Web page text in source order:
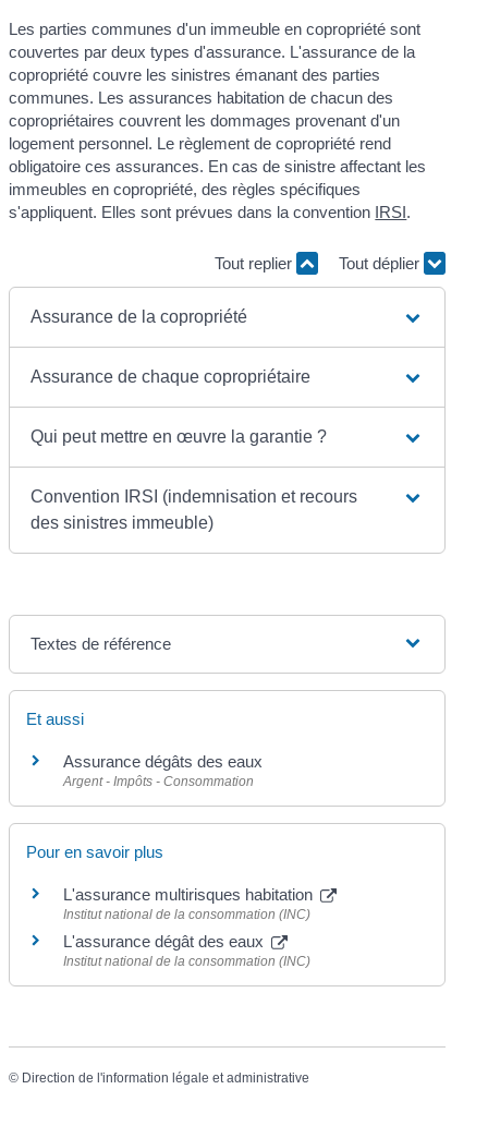
Les parties communes d'un immeuble en copropriété sont
couvertes par deux types d'assurance. L'assurance de la
copropriété couvre les sinistres émanant des parties
communes. Les assurances habitation de chacun des
copropriétaires couvrent les dommages provenant d'un
logement personnel. Le règlement de copropriété rend
obligatoire ces assurances. En cas de sinistre affectant les
immeubles en copropriété, des règles spécifiques
s'appliquent. Elles sont prévues dans la convention IRSI.
Tout replier Tout déplier
Assurance de la copropriété
Assurance de chaque copropriétaire
Qui peut mettre en œuvre la garantie ?
Convention IRSI (indemnisation et recours
des sinistres immeuble)
Textes de référence
Et aussi
Assurance dégâts des eaux
Argent - Impôts - Consommation
Pour en savoir plus
L'assurance multirisques habitation
Institut national de la consommation (INC)
L'assurance dégât des eaux
Institut national de la consommation (INC)
© Direction de l'information légale et administrative